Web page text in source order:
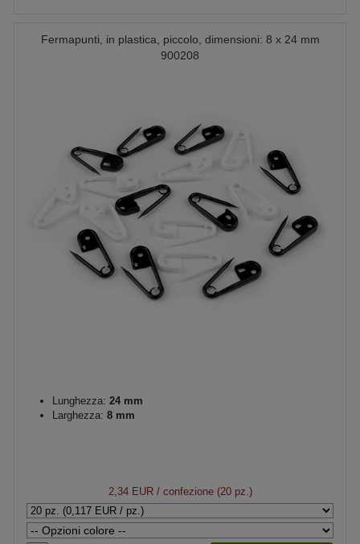
Fermapunti, in plastica, piccolo, dimensioni: 8 x 24 mm
900208
Lunghezza: 24 mm
Larghezza: 8 mm
2,34 EUR/ confezione (20 pz.)